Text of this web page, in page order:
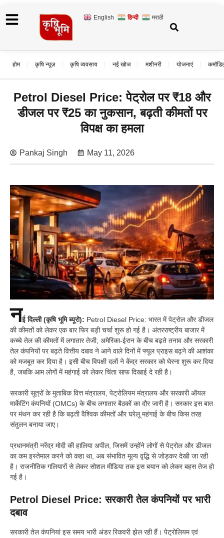
English हिन्दी मराठी
होम कृषि न्यूज़ कृषि व्यवसाय नई खोज मशीनरी योजनाएं
Petrol Diesel Price: पेट्रोल पर ₹18 और
डीजल पर ₹25 का नुकसान, बढ़ती कीमतों पर
विपक्ष का हमला
Pankaj Singh May 11, 2026
नई दिल्ली (कृषि भूमि ब्यूरो): Petrol Diesel Price: भारत में पेट्रोल और डीजल
की कीमतों को लेकर एक बार फिर बड़ी चर्चा शुरू हो गई है। अंतरराष्ट्रीय बाजार में
कच्चे तेल की कीमतों में लगातार तेजी, अमेरिका-ईरान के बीच बढ़ते तनाव और सरकारी
तेल कंपनियों पर बढ़ते वित्तीय दबाव ने आने वाले दिनों में फ्यूल प्राइस बढ़ने की आशंका
को मजबूत कर दिया है। इसी बीच विपक्षी दलों ने केंद्र सरकार को घेरना शुरू कर दिया
है, जबकि आम लोगों में महंगाई को लेकर चिंता साफ दिखाई दे रही है।
सरकारी सूत्रों के मुताबिक वित्त मंत्रालय, पेट्रोलियम मंत्रालय और सरकारी ऑयल
मार्केटिंग कंपनियों (OMCs) के बीच लगातार बैठकों का दौर जारी है। सरकार इस बात
पर मंथन कर रही है कि बढ़ती वैश्विक कीमतों और घरेलू महंगाई के बीच किस तरह
संतुलन बनाया जाए।
प्रधानमंत्री नरेंद्र मोदी की हालिया अपील, जिसमें उन्होंने लोगों से पेट्रोल और डीजल
का कम इस्तेमाल करने को कहा था, अब संभावित मूल्य वृद्धि से जोड़कर देखी जा रही
है। राजनीतिक गलियारों से लेकर सोशल मीडिया तक इस बयान को लेकर बहस तेज हो
गई है।
Petrol Diesel Price: सरकारी तेल कंपनियों पर भारी
दबाव
सरकारी तेल कंपनियां इस समय भारी अंडर रिकवरी झेल रही हैं। पेट्रोलियम एवं